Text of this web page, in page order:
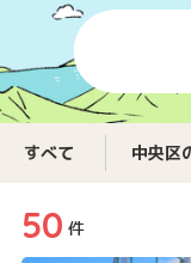
すべて 中央区
50 件